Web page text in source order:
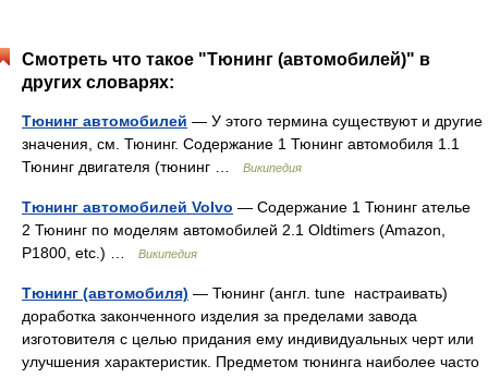
Смотреть что такое "Тюнинг (автомобилей)" в
других словарях:
Тюнинг автомобилей — У этого термина существуют и другие
значения, см. Тюнинг. Содержание 1 Тюнинг автомобиля 1.1
Тюнинг двигателя (тюнинг …
Википедия
Тюнинг автомобилей Volvo — Содержание 1 Тюнинг ателье
2 Тюнинг по моделям автомобилей 2.1 Oldtimers (Amazon,
P1800, etc.) …
Википедия
Тюнинг (автомобиля) — Тюнинг (англ. tune настраивать)
доработка законченного изделия за пределами завода
изготовителя с целью придания ему индивидуальных черт или
улучшения характеристик. Предметом тюнинга наиболее часто